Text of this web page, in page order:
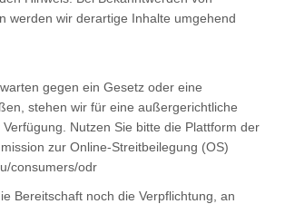
werden wir derartige Inhalte umgehend
gegen ein Gesetz oder eine
stehen wir für eine außergerichtliche
Nutzen Sie bitte die Plattform der
zur Online-Streitbeilegung (OS)
consumers/odr
Bereitschaft noch die Verpflichtung, an